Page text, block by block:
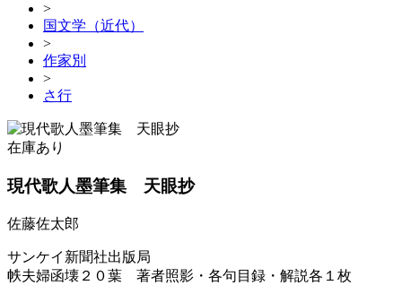
>
国文学（近代）
>
作家別
>
さ行
在庫あり
現代歌人墨筆集 天眼抄
佐藤佐太郎
サンケイ新聞社出版局
帙夫婦函壊２０葉 著者照影・各句目録・解説各１枚